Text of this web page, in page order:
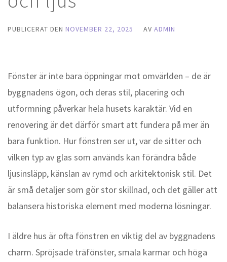
PUBLICERAT DEN NOVEMBER 22, 2025 AV ADMIN
Fönster är inte bara öppningar mot omvärlden – de är
byggnadens ögon, och deras stil, placering och
utformning påverkar hela husets karaktär. Vid en
renovering är det därför smart att fundera på mer än
bara funktion. Hur fönstren ser ut, var de sitter och
vilken typ av glas som används kan förändra både
ljusinsläpp, känslan av rymd och arkitektonisk stil. Det
är små detaljer som gör stor skillnad, och det gäller att
balansera historiska element med moderna lösningar.
I äldre hus är ofta fönstren en viktig del av byggnadens
charm. Spröjsade träfönster, smala karmar och höga